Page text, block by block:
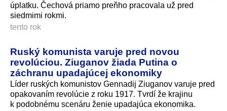
úplatku. Čechová priamo preňho pracovala už pred
siedmimi rokmi.
tento rok
Ruský komunista varuje pred novou
revolúciou. Ziuganov žiada Putina o
záchranu upadajúcej ekonomiky
Líder ruských komunistov Gennadij Ziuganov varuje pred
opakovaním revolúcie z roku 1917. Tvrdí že krajinu
k podobnému scenáru ženie upadajúca ekonomika.